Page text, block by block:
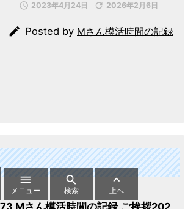
 2023年4月24日  2026年2月6日
 Posted by Mさん模活時間の記録

メニュー

検索

上へ